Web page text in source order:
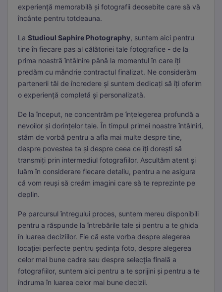
experiență memorabilă și fotografii deosebite care să vă
încânte pentru totdeauna.
La Studioul Saphire Photography, suntem aici pentru
tine în fiecare pas al călătoriei tale fotografice - de la
prima noastră întâlnire până la momentul în care îți
predăm cu mândrie contractul finalizat. Ne considerăm
partenerii tăi de încredere și suntem dedicați să îți oferim
o experiență completă și personalizată.
De la început, ne concentrăm pe înțelegerea profundă a
nevoilor și dorințelor tale. În timpul primei noastre întâlniri,
stăm de vorbă pentru a afla mai multe despre tine,
despre povestea ta și despre ceea ce îți dorești să
transmiți prin intermediul fotografiilor. Ascultăm atent și
luăm în considerare fiecare detaliu, pentru a ne asigura
că vom reuși să creăm imagini care să te reprezinte pe
deplin.
Pe parcursul întregului proces, suntem mereu disponibili
pentru a răspunde la întrebările tale și pentru a te ghida
în luarea deciziilor. Fie că este vorba despre alegerea
locației perfecte pentru ședința foto, despre alegerea
celor mai bune cadre sau despre selecția finală a
fotografiilor, suntem aici pentru a te sprijini și pentru a te
îndruma în luarea celor mai bune decizii.